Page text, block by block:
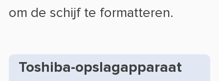
om de schijf te formatteren.
Toshiba-opslagapparaat